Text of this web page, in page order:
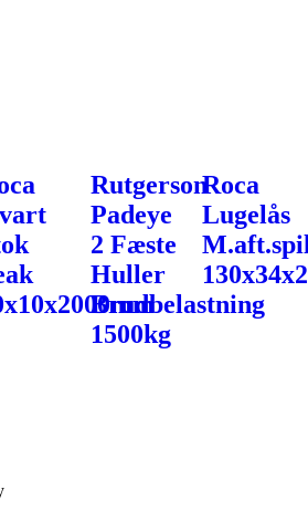
Rutgerson
Padeye
2 Fæste
Huller
Brudbelastning
1500kg
Roca
Lugelås